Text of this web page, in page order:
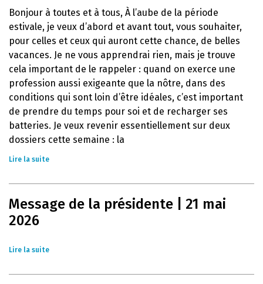
Bonjour à toutes et à tous, À l’aube de la période
estivale, je veux d’abord et avant tout, vous souhaiter,
pour celles et ceux qui auront cette chance, de belles
vacances. Je ne vous apprendrai rien, mais je trouve
cela important de le rappeler : quand on exerce une
profession aussi exigeante que la nôtre, dans des
conditions qui sont loin d’être idéales, c’est important
de prendre du temps pour soi et de recharger ses
batteries. Je veux revenir essentiellement sur deux
dossiers cette semaine : la
Lire la suite
Message de la présidente | 21 mai
2026
Lire la suite